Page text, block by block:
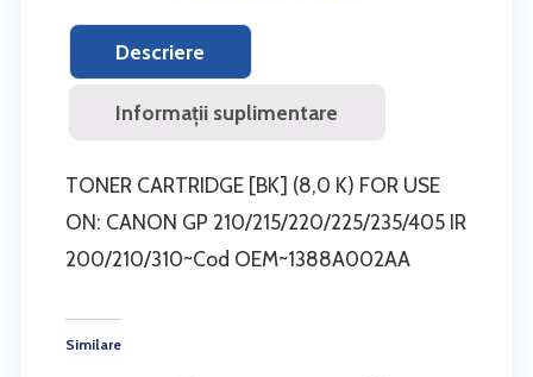
Descriere
Informații suplimentare
TONER CARTRIDGE [BK] (8,0 K) FOR USE
ON: CANON GP 210/215/220/225/235/405 IR
200/210/310~Cod OEM~1388A002AA
Similare